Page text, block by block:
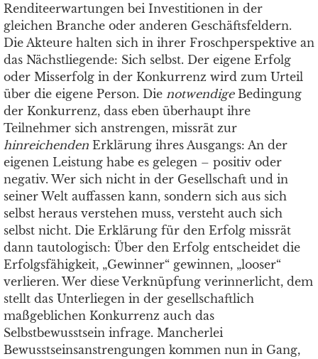
Renditeerwartungen bei Investitionen in der
gleichen Branche oder anderen Geschäftsfeldern.
Die Akteure halten sich in ihrer Froschperspektive an
das Nächstliegende: Sich selbst. Der eigene Erfolg
oder Misserfolg in der Konkurrenz wird zum Urteil
über die eigene Person. Die notwendige Bedingung
der Konkurrenz, dass eben überhaupt ihre
Teilnehmer sich anstrengen, missrät zur
hinreichenden Erklärung ihres Ausgangs: An der
eigenen Leistung habe es gelegen – positiv oder
negativ. Wer sich nicht in der Gesellschaft und in
seiner Welt auffassen kann, sondern sich aus sich
selbst heraus verstehen muss, versteht auch sich
selbst nicht. Die Erklärung für den Erfolg missrät
dann tautologisch: Über den Erfolg entscheidet die
Erfolgsfähigkeit, „Gewinner“ gewinnen, „looser“
verlieren. Wer diese Verknüpfung verinnerlicht, dem
stellt das Unterliegen in der gesellschaftlich
maßgeblichen Konkurrenz auch das
Selbstbewusstsein infrage. Mancherlei
Bewusstseinsanstrengungen kommen nun in Gang,